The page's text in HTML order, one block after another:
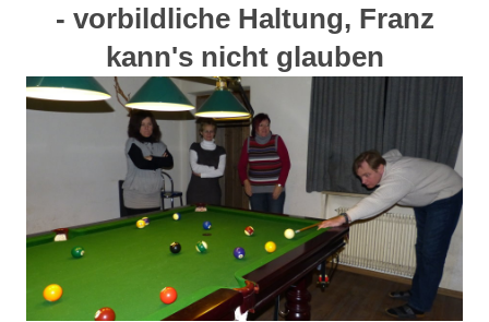
- vorbildliche Haltung, Franz
kann's nicht glauben